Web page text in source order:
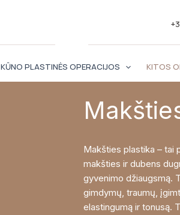
KŪNO PLASTINĖS OPERACIJOS KITOS
Makšties plastika – tai
makšties ir dubens
gyvenimo džiaugsmą.
gimdymų, traumų,
elastingumą ir tonusą.